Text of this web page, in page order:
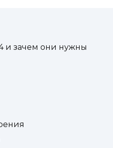
и зачем они нужны